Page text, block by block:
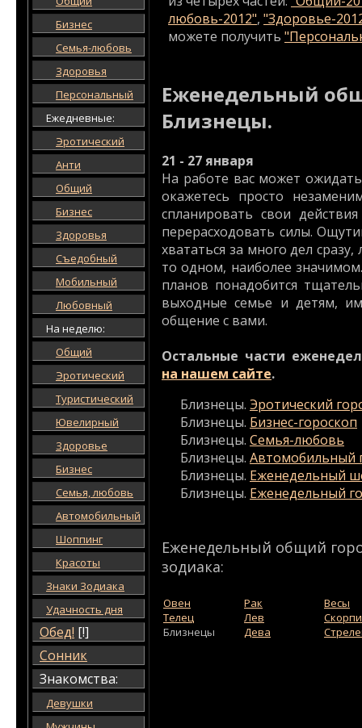
Бизнес
Семья-любовь
Здоровья
Персональный
Ежедневные:
Эротический
Анти
Общий
Бизнес
Здоровья
Съедобный
Мобильный
Любовный
На неделю:
Общий
Эротический
Туристический
Ювелирный
Здоровье
Бизнес
Семья, любовь
Автомобильный
Шоппинг
Красоты
Знаки Зодиака
Удачность дня
Обед! [!]
Сонник
Знакомства:
Девушки
любовь-2012", "Здоровье-
можете получить
Еженедельный
Близнецы.
21 - 27 января
На работе вас может
окажетесь просто
спланировать свои
перерасходовать силы.
хвататься за много дел
то одном, наиболее
планов понадобится
выходные семье и детям,
общение с вами.
Остальные части
на нашем сайте.
Близнецы. Эротический
Близнецы. Бизнес-гороскоп
Близнецы. Семья-любовь
Близнецы. Автомобильный
Близнецы. Еженедельный
Близнецы. Еженедельный
Еженедельный общий
зодиака:
Овен
Телец
Близнецы
Рак
Лев
Дева
Весы